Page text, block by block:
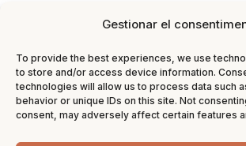
Gestionar el
To provide the best experiences, we use
to store and/or access device information.
technologies will allow us to process data such
behavior or unique IDs on this site. Not
consent, may adversely affect certain features
Carrer de Calàbria, 262
08029 Barcelona